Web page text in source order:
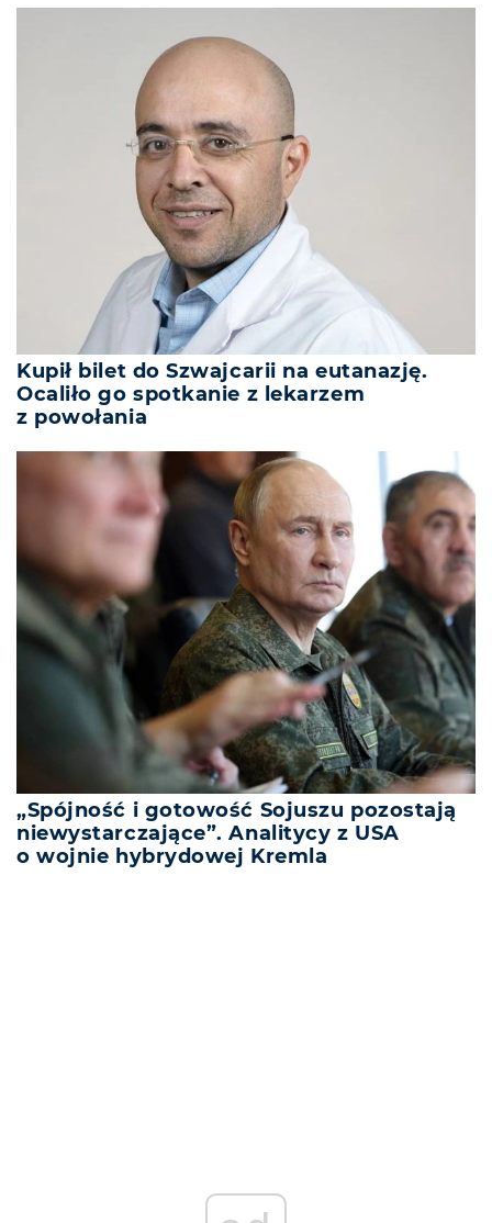
Kupił bilet do Szwajcarii na eutanazję.
Ocaliło go spotkanie z lekarzem
z powołania
„Spójność i gotowość Sojuszu pozostają
niewystarczające”. Analitycy z USA
o wojnie hybrydowej Kremla